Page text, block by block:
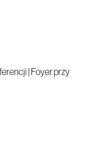
| Foyer przy